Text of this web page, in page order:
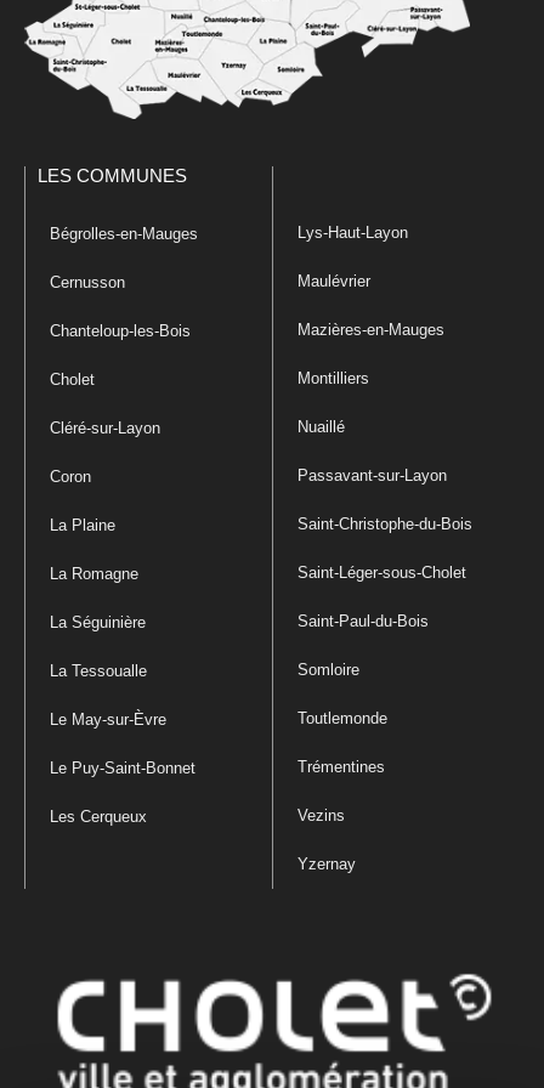
LES COMMUNES
Bégrolles-en-Mauges
Cernusson
Chanteloup-les-Bois
Cholet
Cléré-sur-Layon
Coron
La Plaine
La Romagne
La Séguinière
La Tessoualle
Le May-sur-Èvre
Le Puy-Saint-Bonnet
Les Cerqueux
Lys-Haut-Layon
Maulévrier
Mazières-en-Mauges
Montilliers
Nuaillé
Passavant-sur-Layon
Saint-Christophe-du-Bois
Saint-Léger-sous-Cholet
Saint-Paul-du-Bois
Somloire
Toutlemonde
Trémentines
Vezins
Yzernay